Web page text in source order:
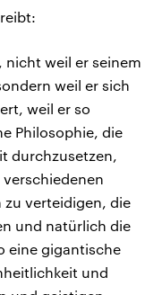
nicht weil er seinem
weil er sich
weil er so
Philosophie, die
durchzusetzen,
zu verteidigen, die
und natürlich die
eine gigantische
und